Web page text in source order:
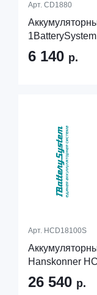
Арт. CD1880
1BatterySystem
6 140 р.
Арт. HCD18100S
Hanskonner
26 540 р.